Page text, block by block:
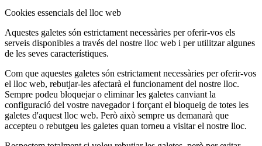
Cookies essencials del lloc web
Aquestes galetes són estrictament necessàries per oferir-vos els
serveis disponibles a través del nostre lloc web i per utilitzar algunes
de les seves característiques.
Com que aquestes galetes són estrictament necessàries per oferir-vos
el lloc web, rebutjar-les afectarà el funcionament del nostre lloc.
Sempre podeu bloquejar o eliminar les galetes canviant la
configuració del vostre navegador i forçant el bloqueig de totes les
galetes d'aquest lloc web. Però això sempre us demanarà que
accepteu o rebutgeu les galetes quan torneu a visitar el nostre lloc.